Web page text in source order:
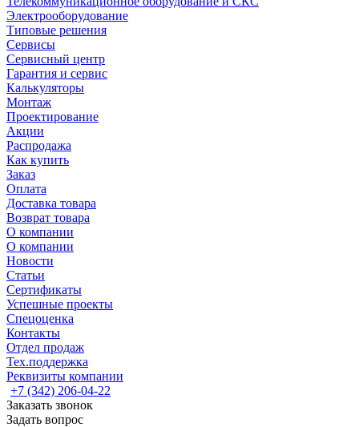
Электрооборудование
Типовые решения
Сервисы
Сервисный центр
Гарантия и сервис
Калькуляторы
Монтаж
Проектирование
Акции
Распродажа
Как купить
Заказ
Оплата
Доставка товара
Возврат товара
О компании
О компании
Новости
Статьи
Сертификаты
Успешные проекты
Спецоценка
Контакты
Отдел продаж
Тех.поддержка
Реквизиты компании
+7 (342) 206-04-22
Заказать звонок
Задать вопрос